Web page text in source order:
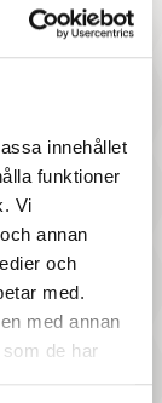
innehållet
funktioner
Vi
annan
och
med.
med annan
de har
Letters - S